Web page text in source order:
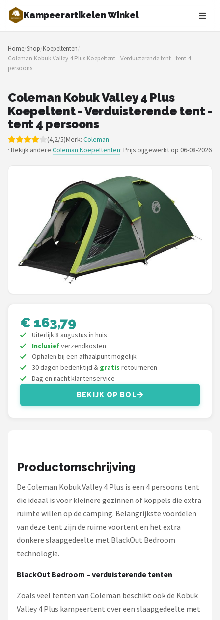
Kampeerartikelen Winkel
Zoeken
NAVIGATIE
Shop
Merken
Blog
Tenten
Slaapzakken
Slaapmatten
Koelboxen
Shop
POPULAIRE MERKEN
Eurotrail
Camp
LifeGoods
NOMAD
Campingaz
Quechua
Alle merken →
Home/Shop/Koepeltenten/
Coleman Kobuk Valley 4 Plus Koepeltent - Verduisterende tent - tent 4
persoons
Coleman Kobuk Valley 4 Plus
Koepeltent - Verduisterende tent -
tent 4 persoons
(4,2/5)Merk: Coleman
· Bekijk andere Coleman Koepeltenten· Prijs bijgewerkt op 06-08-2026
€ 163,79
Uiterlijk 8 augustus in huis
Inclusiefverzendkosten
Ophalen bij een afhaalpunt mogelijk
30 dagen bedenktijd & gratis retourneren
Dag en nacht klantenservice
BEKIJK OP BOL
Productomschrijving
De Coleman Kobuk Valley 4 Plus is een 4 persoons tent
die ideaal is voor kleinere gezinnen of koppels die extra
ruimte willen op de camping. Belangrijkste voordelen
van deze tent zijn de ruime voortent en het extra
donkere slaapgedeelte met BlackOut Bedroom
technologie.
BlackOut Bedroom – verduisterende tenten
Zoals veel tenten van Coleman beschikt ook de Kobuk
Valley 4 Plus kampeertent over een slaapgedeelte met